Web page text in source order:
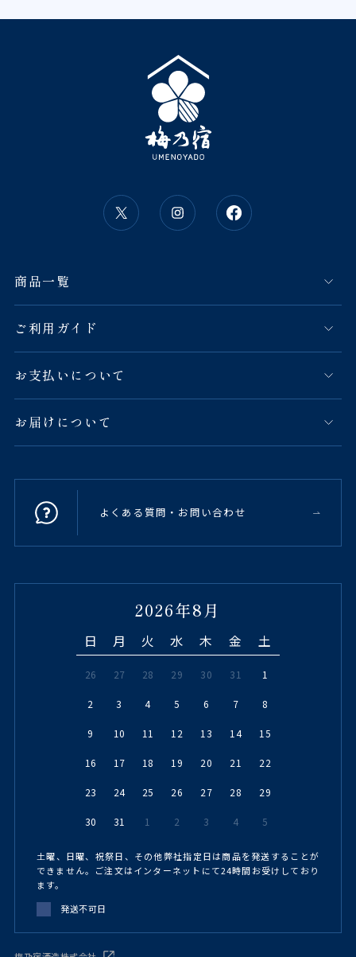
商品一覧
ご利用ガイド
お支払いについて
お届けについて
よくある質問・お問い合わせ
2026年8月
日 月 火 水 木 金 土
26 27 28 29 30 31 1
2 3 4 5 6 7 8
9 10 11 12 13 14 15
16 17 18 19 20 21 22
23 24 25 26 27 28 29
30 31 1 2 3 4 5
土曜、日曜、祝祭日、その他弊社指定日は商品を発送することが
できません。ご注文はインターネットにて24時間お受けしており
ます。
発送不可日